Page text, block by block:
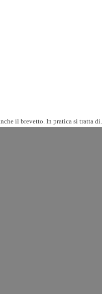
il brevetto. In pratica si tratta di...